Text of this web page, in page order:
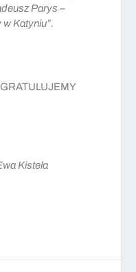
Parys –
Katyniu”.
Kistela